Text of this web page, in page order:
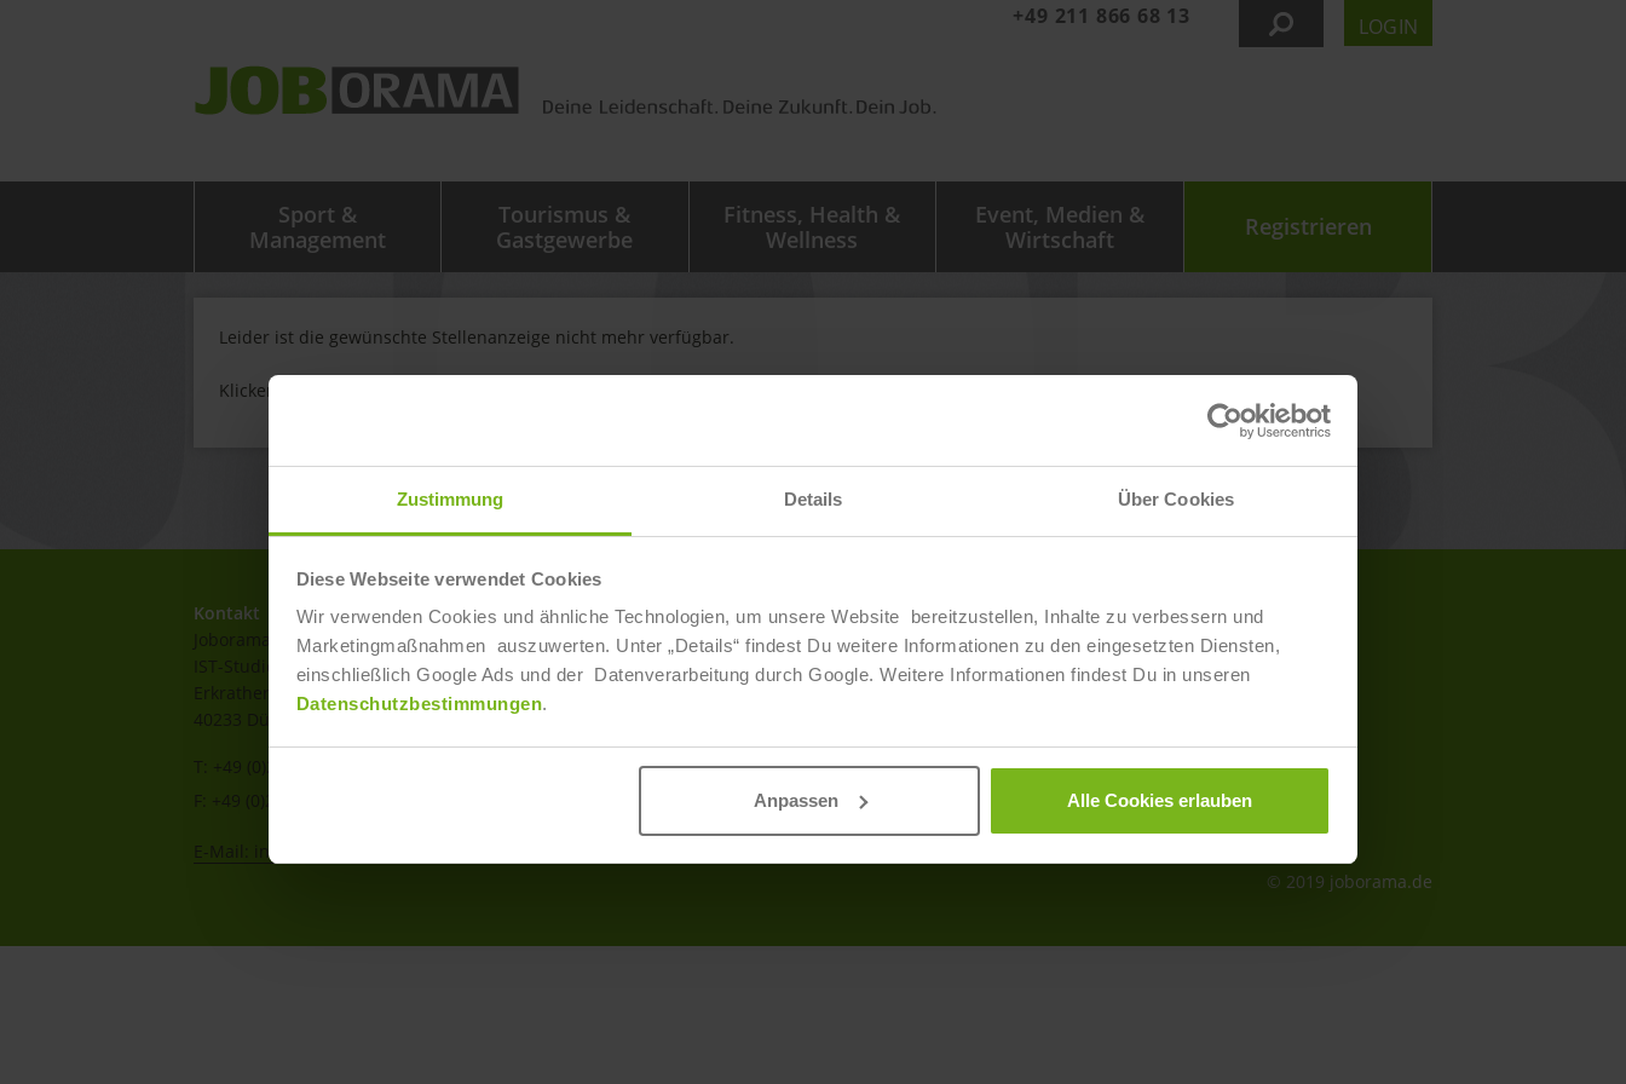
Zustimmung Details Über Cookies
Diese Webseite verwendet Cookies
Wir verwenden Cookies und ähnliche Technologien, um unsere Website bereitzustellen, Inhalte zu verbessern und
Marketingmaßnahmen auszuwerten. Unter „Details“ findest Du weitere Informationen zu den eingesetzten Diensten,
einschließlich Google Ads und der Datenverarbeitung durch Google. Weitere Informationen findest Du in unseren
Datenschutzbestimmungen.
Anpassen Alle Cookies erlauben
+49 211 866 68 13 LOGIN
Sport &
Management
Tourismus &
Gastgewerbe
Fitness, Health &
Wellness
Event, Medien &
Wirtschaft
Registrieren
Leider ist die gewünschte Stellenanzeige nicht mehr verfügbar.
Klicken Sie
Kontakt
Joborama
IST-Studieninstitut GmbH
Erkrather Str. 220a-c
40233 Düsseldorf
T: +49 (0)211 / 866 68 - 13
F: +49 (0)211 / 866 68 - 30
E-Mail: info@joborama.de
Über Uns
Veranstaltungen
Info
Produkt- und Preisliste
Datenschutz
Impressum
© 2019 joborama.de